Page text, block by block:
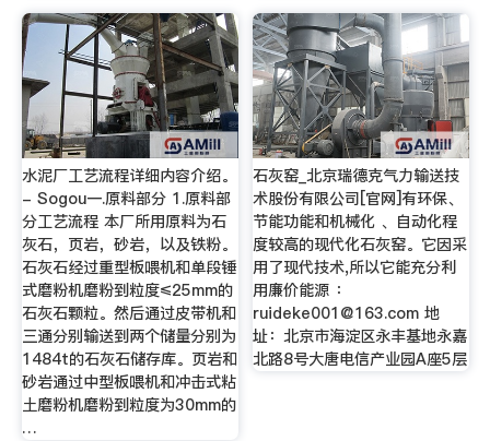
水泥厂工艺流程详细内容介绍。
- Sogou一.原料部分 1.原料部
分工艺流程 本厂所用原料为石
灰石，页岩，砂岩，以及铁粉。
石灰石经过重型板喂机和单段锤
式磨粉机磨粉到粒度≤25mm的
石灰石颗粒。然后通过皮带机和
三通分别输送到两个储量分别为
1484t的石灰石储存库。页岩和
砂岩通过中型板喂机和冲击式粘
土磨粉机磨粉到粒度为30mm的
…
石灰窑_北京瑞德克气力输送技
术股份有限公司[官网]有环保、
节能功能和机械化 、自动化程
度较高的现代化石灰窑。它因采
用了现代技术,所以它能充分利
用廉价能源 ：
ruideke001@163.com 地
址：北京市海淀区永丰基地永嘉
北路8号大唐电信产业园A座5层